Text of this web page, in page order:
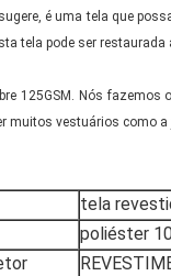
é uma tela que
tela pode ser
125GSM. Nós
muitos vestuários como
tela
poliéster